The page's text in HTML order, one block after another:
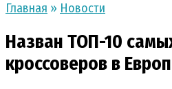
Главная » Новости
Назван ТОП-10
кроссоверов в